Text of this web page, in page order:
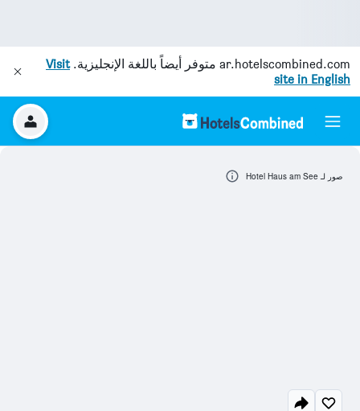
ar.hotelscombined.com متوفر أيضاً باللغة الإنجليزية.Visit
site in English
صور لـ Hotel Haus am See